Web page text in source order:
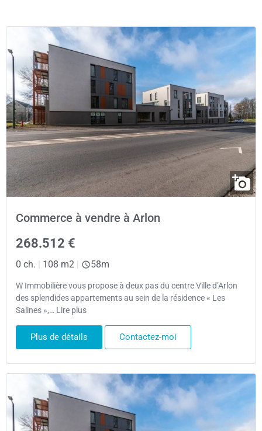
Commerce à vendre à Arlon
268.512 €
0 ch. | 108 m2 | 58m
W Immobilière vous propose à deux pas du centre Ville d’Arlon
des splendides appartements au sein de la résidence « Les
Salines »,… Lire plus
Plus de détails Contactez-moi